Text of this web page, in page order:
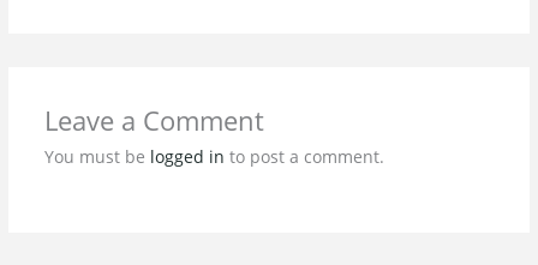
Leave a Comment
You must be logged in to post a comment.